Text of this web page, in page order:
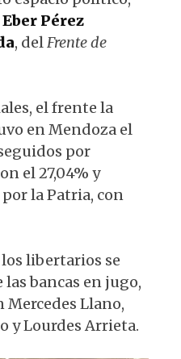
Eber Pérez
, delFrente de
el frente la
en Mendoza el
por
el 27,04% y
la Patria, con
libertarios se
bancas en jugo,
Mercedes Llano,
y Lourdes Arrieta.